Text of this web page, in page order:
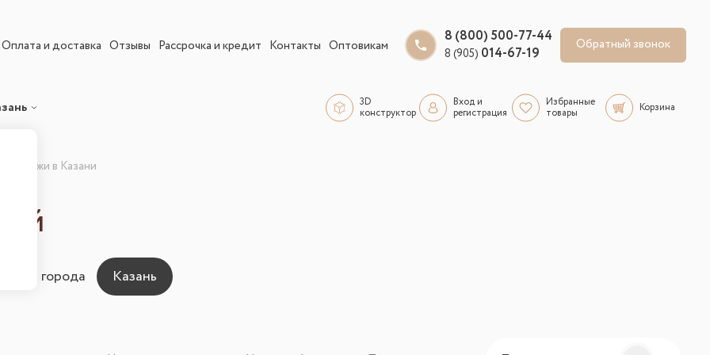
Оплата и доставка Отзывы Рассрочка и кредит Контакты Оптовикам
8 (800) 500-77-44
8 (905) 014-67-19 Обратный звонок
3D
конструктор
Вход и
регистрация
Избранные
товары
Корзина
в Казани
для города